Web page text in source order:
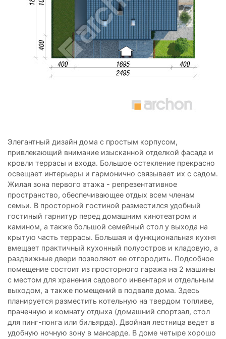
Элегантный дизайн дома с простым корпусом,
привлекающий внимание изысканной отделкой фасада и
кровли террасы и входа. Большое остекление прекрасно
освещает интерьеры и гармонично связывает их с садом.
Жилая зона первого этажа - репрезентативное
пространство, обеспечивающее отдых всем членам
семьи. В просторной гостиной разместился удобный
гостиный гарнитур перед домашним кинотеатром и
камином, а также большой семейный стол у выхода на
крытую часть террасы. Большая и функциональная кухня
вмещает практичный кухонный полуостров и кладовую, а
раздвижные двери позволяют ее отгородить. Подсобное
помещение состоит из просторного гаража на 2 машины
с местом для хранения садового инвентаря и отдельным
выходом, а также помещений в подвале дома. Здесь
планируется разместить котельную на твердом топливе,
прачечную и комнату отдыха (домашний спортзал, стол
для пинг-понга или бильярда). Двойная лестница ведет в
удобную ночную зону в мансарде. В доме четыре хорошо